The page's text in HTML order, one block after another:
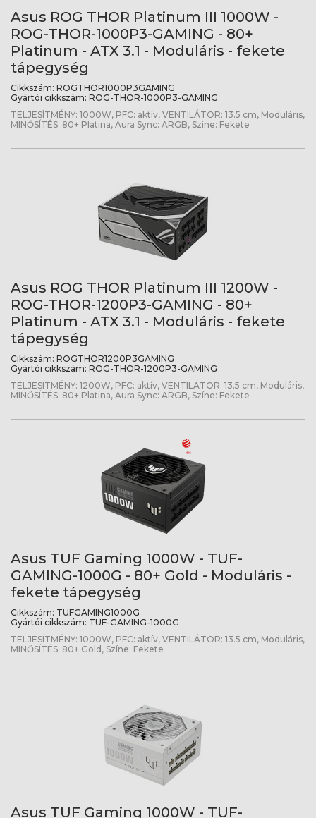
Asus ROG THOR Platinum III 1000W -
ROG-THOR-1000P3-GAMING - 80+
Platinum - ATX 3.1 - Moduláris - fekete
tápegység
Cikkszám: ROGTHOR1000P3GAMING
Gyártói cikkszám: ROG-THOR-1000P3-GAMING
TELJESÍTMÉNY: 1000W, PFC: aktív, VENTILÁTOR: 13.5 cm, Moduláris,
MINŐSÍTÉS: 80+ Platina, Aura Sync: ARGB, Színe: Fekete
Asus ROG THOR Platinum III 1200W -
ROG-THOR-1200P3-GAMING - 80+
Platinum - ATX 3.1 - Moduláris - fekete
tápegység
Cikkszám: ROGTHOR1200P3GAMING
Gyártói cikkszám: ROG-THOR-1200P3-GAMING
TELJESÍTMÉNY: 1200W, PFC: aktív, VENTILÁTOR: 13.5 cm, Moduláris,
MINŐSÍTÉS: 80+ Platina, Aura Sync: ARGB, Színe: Fekete
Asus TUF Gaming 1000W - TUF-
GAMING-1000G - 80+ Gold - Moduláris -
fekete tápegység
Cikkszám: TUFGAMING1000G
Gyártói cikkszám: TUF-GAMING-1000G
TELJESÍTMÉNY: 1000W, PFC: aktív, VENTILÁTOR: 13.5 cm, Moduláris,
MINŐSÍTÉS: 80+ Gold, Színe: Fekete
Asus TUF Gaming 1000W - TUF-